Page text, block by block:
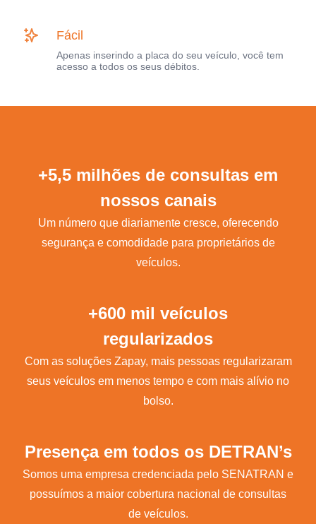
Fácil
Apenas inserindo a placa do seu veículo, você tem
acesso a todos os seus débitos.
+5,5 milhões de consultas em
nossos canais
Um número que diariamente cresce, oferecendo
segurança e comodidade para proprietários de
veículos.
+600 mil veículos
regularizados
Com as soluções Zapay, mais pessoas regularizaram
seus veículos em menos tempo e com mais alívio no
bolso.
Presença em todos os DETRAN’s
Somos uma empresa credenciada pelo SENATRAN e
possuímos a maior cobertura nacional de consultas
de veículos.